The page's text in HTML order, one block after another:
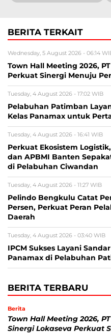
BERITA TERKAIT
Wednesday, 5 August 2026 - 06:14
Town Hall Meeting 2026,
Perkuat Sinergi Menuju
Tuesday, 4 August 2026 - 17:02 WIB
Pelabuhan Patimban
Kelas Panamax untuk
Tuesday, 4 August 2026 - 16:41 WIB
Perkuat Ekosistem
dan APBMI Banten
di Pelabuhan Ciwandan
Tuesday, 4 August 2026 - 11:27 WIB
Pelindo Bengkulu Catat
Persen, Perkuat Peran
Daerah
Tuesday, 4 August 2026 - 03:40 WIB
IPCM Sukses Layani
Panamax di Pelabuhan
BERITA TERBARU
Berita
Town Hall Meeting 2026,
Sinergi Lokaseva Perkuat